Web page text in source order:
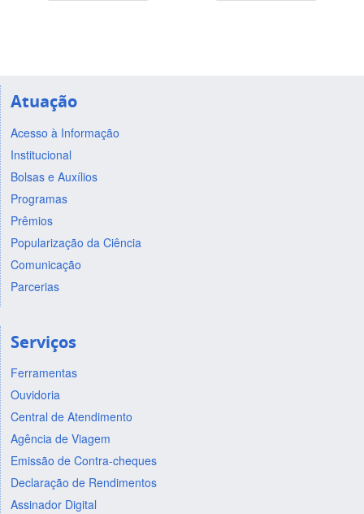
Atuação
Acesso à Informação
Institucional
Bolsas e Auxílios
Programas
Prêmios
Popularização da Ciência
Comunicação
Parcerias
Serviços
Ferramentas
Ouvidoria
Central de Atendimento
Agência de Viagem
Emissão de Contra-cheques
Declaração de Rendimentos
Assinador Digital